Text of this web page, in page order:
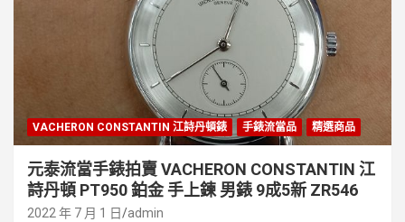
VACHERON CONSTANTIN 江詩丹頓錶 手錶流當品 精選商品
元泰流當手錶拍賣 VACHERON CONSTANTIN 江
詩丹頓 PT950 鉑金 手上鍊 男錶 9成5新 ZR546
2022 年 7 月 1 日 admin